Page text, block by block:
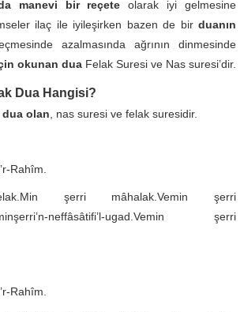
manevi bir reçete olarak iyi gelmesine
ilaç ile iyileşirken bazen de bir duanın
azalmasında ağrının dinmesinde
okunan dua Felak Suresi ve Nas suresi’dir.
Dua Hangisi?
dua olan, nas suresi ve felak suresidir.
Rahîm.
felak.Min şerri mâhalak.Vemin şerri
neffâsâtifi’l-ugad.Vemin şerri
Rahîm.